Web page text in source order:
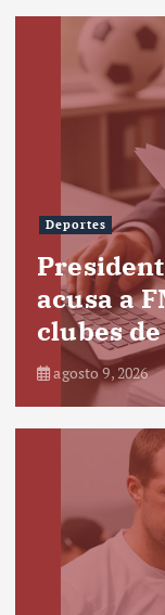
Deportes
acusa a
clubes
agosto 9, 2026